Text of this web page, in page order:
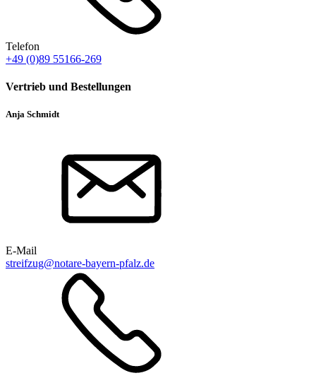
Telefon
+49 (0)89 55166-269
Vertrieb und Bestellungen
Anja Schmidt
E-Mail
streifzug@notare-bayern-pfalz.de